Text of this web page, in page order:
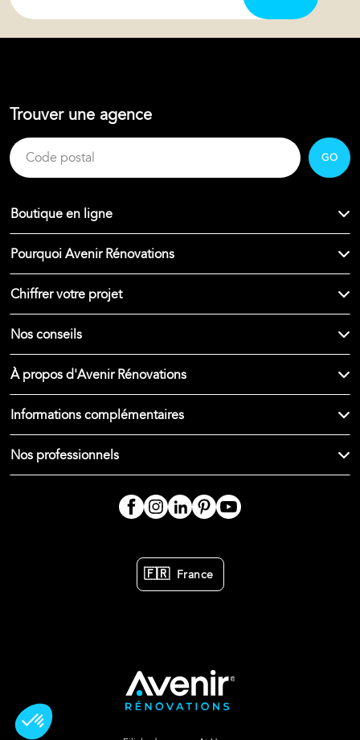
Trouver une agence
GO
Boutique en ligne
Pourquoi Avenir Rénovations
Chiffrer votre projet
Nos conseils
À propos d'Avenir Rénovations
Informations complémentaires
Nos professionnels
🇫🇷 France